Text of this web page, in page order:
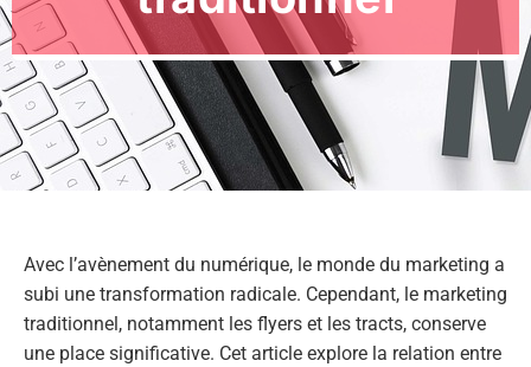
Avec l’avènement du numérique, le monde du marketing a
subi une transformation radicale. Cependant, le marketing
traditionnel, notamment les flyers et les tracts, conserve
une place significative. Cet article explore la relation entre